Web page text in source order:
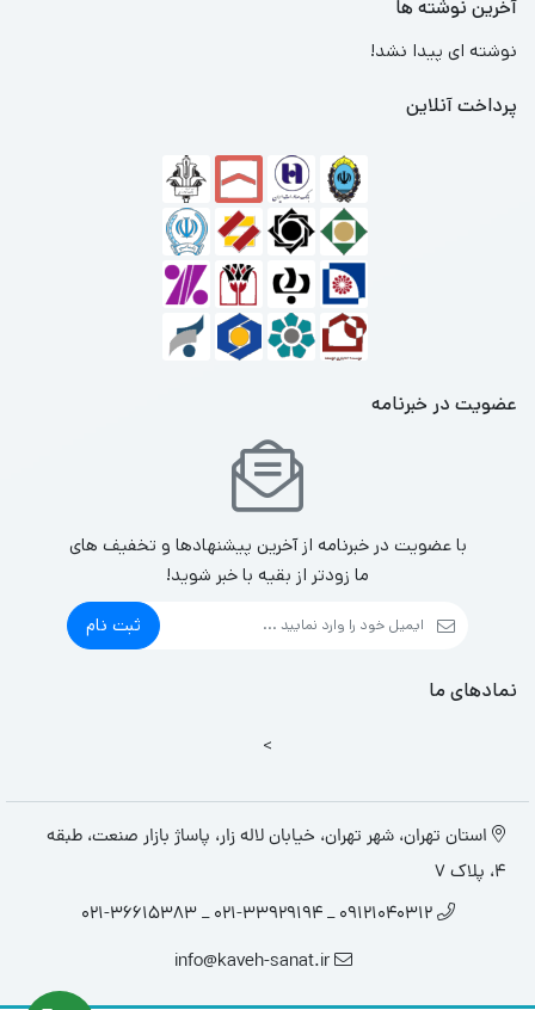
آخرین نوشته ها
نوشته ای پیدا نشد!
پرداخت آنلاین
عضویت در خبرنامه
با عضویت در خبرنامه از آخرین پیشنهادها و تخفیف های
ما زودتر از بقیه با خبر شوید!
ثبت نام
نمادهای ما
>
استان تهران، شهر تهران، خیابان لاله زار، پاساژ بازار صنعت، طبقه
4، پلاک 7
09121040312 _ 021-33929194 _ 021-36615383
info@kaveh-sanat.ir